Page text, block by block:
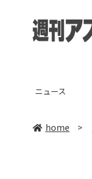
ニュース
home >